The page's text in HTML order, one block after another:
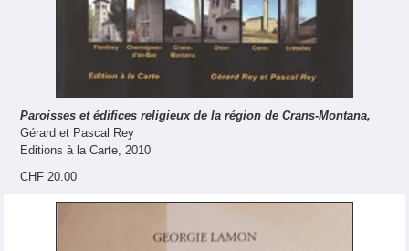
Paroisses et édifices religieux de la région de Crans-Montana,
Gérard et Pascal Rey
Editions à la Carte, 2010
CHF 20.00